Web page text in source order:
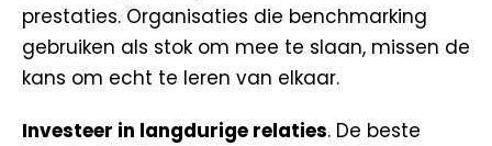
prestaties. Organisaties die benchmarking
gebruiken als stok om mee te slaan, missen de
kans om echt te leren van elkaar.
Investeer in langdurige relaties. De beste